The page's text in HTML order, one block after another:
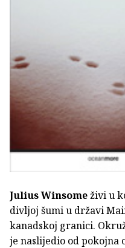
Julius Winsomeživi u
divljoj šumi u državi
kanadskoj granici.
je naslijedio od